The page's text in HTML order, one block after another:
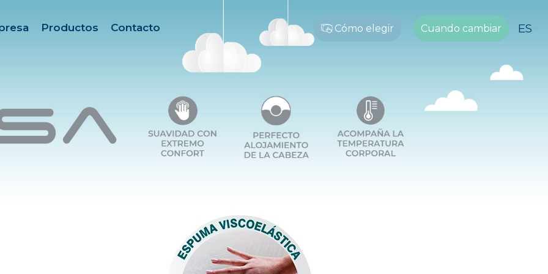
ES
Cuando cambiar
Cómo elegir
Productos Contacto